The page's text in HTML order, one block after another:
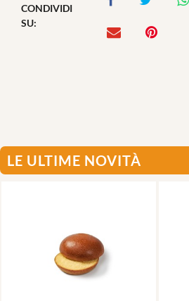
CONDIVIDI
SU:
LE ULTIME NOVITÀ